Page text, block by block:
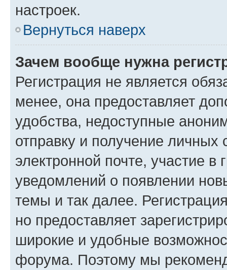
настроек.
Вернуться наверх
Зачем вообще нужна
Регистрация не является
менее, она предоставляет
удобства, недоступные
отправку и получение
электронной почте, участие в
уведомлений о появлении
темы и так далее.
но предоставляет
широкие и удобные
форума. Поэтому мы